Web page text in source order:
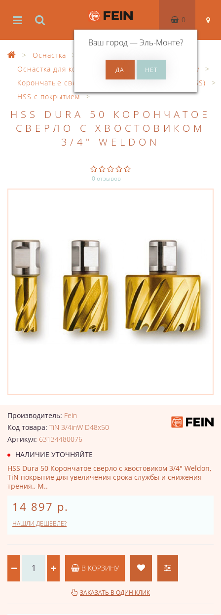
Ваш город —Эль-Монте?
0
Оснастка
Оснастка для корончатого сверления по металлу
Корончатые сверла из быстрорежущей стали (HSS)
HSS с покрытием
HSS DURA 50 КОРОНЧАТОЕ
СВЕРЛО С ХВОСТОВИКОМ
3/4" WELDON
0 отзывов
Производитель: Fein
Код товара: TiN 3/4inW D48x50
Артикул: 63134480076
НАЛИЧИЕ УТОЧНЯЙТЕ
HSS Dura 50 Корончатое сверло с хвостовиком 3/4" Weldon,
TiN покрытие для увеличения срока службы и снижения
трения., М..
14 897 р.
НАШЛИ ДЕШЕВЛЕ?
В КОРЗИНУ
ЗАКАЗАТЬ В ОДИН КЛИК